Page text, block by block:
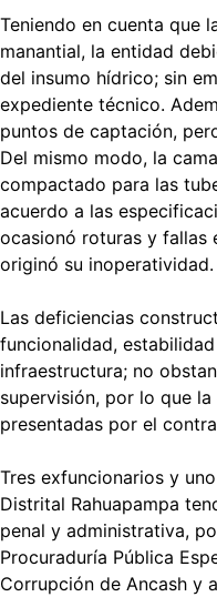
Teniendo en cuenta que
manantial, la entidad
del insumo hídrico; sin
expediente técnico.
puntos de captación,
Del mismo modo, la
compactado para las
acuerdo a las
ocasionó roturas y fallas
originó su inoperatividad.
Las deficiencias
funcionalidad,
infraestructura; no
supervisión, por lo que
presentadas por el
Tres exfuncionarios y
Distrital Rahuapampa
penal y administrativa,
Procuraduría Pública
Corrupción de Ancash y